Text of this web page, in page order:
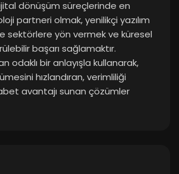
dönüşüm süreçlerinde en
partneri olmak, yenilikçi yazılım
sektörlere yön vermek ve küresel
başarı sağlamaktır.
odaklı bir anlayışla kullanarak,
hızlandıran, verimliliği
avantajı sunan çözümler